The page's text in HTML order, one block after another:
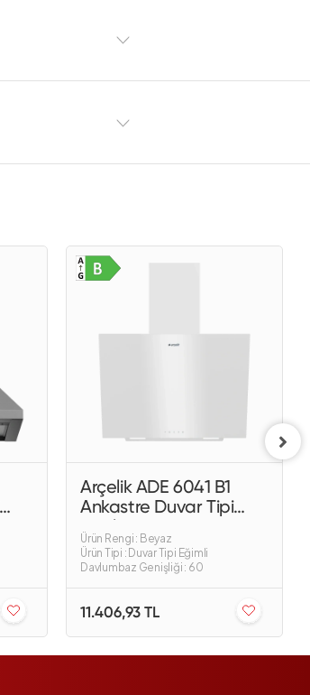
Arçelik ADE 6041 B1
Ankastre Duvar Tipi
Davlumbaz
Ürün Rengi : Beyaz
Ürün Tipi : Duvar Tipi Eğimli
Davlumbaz Genişliği : 60
11.406,93 TL